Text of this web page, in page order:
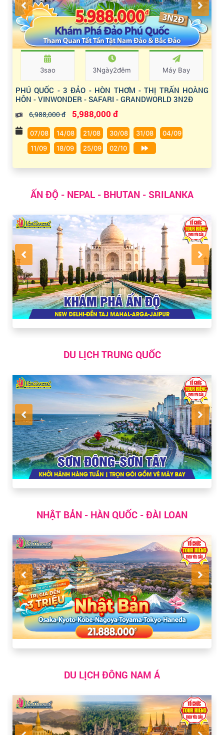
3sao 3Ngày2đêm Máy Bay
PHÚ QUỐC - 3 ĐẢO - HÒN THƠM - THỊ TRẤN HOÀNG
HÔN - VINWONDER - SAFARI - GRANDWORLD 3N2Đ
6,988,000 đ 5,988,000 đ
07/08 14/08 21/08 30/08 31/08
04/09
11/09
18/09 25/09 02/10
ẤN ĐỘ - NEPAL - BHUTAN - SRILANKA
DU LỊCH TRUNG QUỐC
NHẬT BẢN - HÀN QUỐC - ĐÀI LOAN
DU LỊCH ĐÔNG NAM Á